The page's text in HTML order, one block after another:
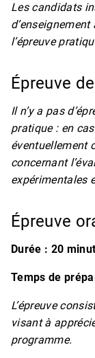
Les candidats
l’épreuve
Épreuve
Il n’y a pas
pratique : en
éventuellement
concernant
expérimentales
Épreuve
Durée : 20
Temps de
L’épreuve
visant à
programme.